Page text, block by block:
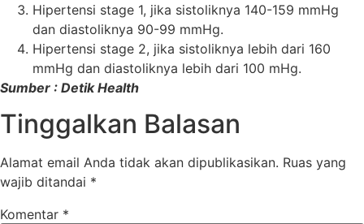
Hipertensi stage 1, jika sistoliknya 140-159 mmHg
dan diastoliknya 90-99 mmHg.
Hipertensi stage 2, jika sistoliknya lebih dari 160
mmHg dan diastoliknya lebih dari 100 mHg.
Sumber : Detik Health
Tinggalkan Balasan
Alamat email Anda tidak akan dipublikasikan. Ruas yang
wajib ditandai *
Komentar *